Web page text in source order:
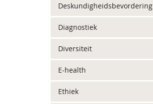
Deskundigheidsbevordering
Diagnostiek
Diversiteit
E-health
Ethiek